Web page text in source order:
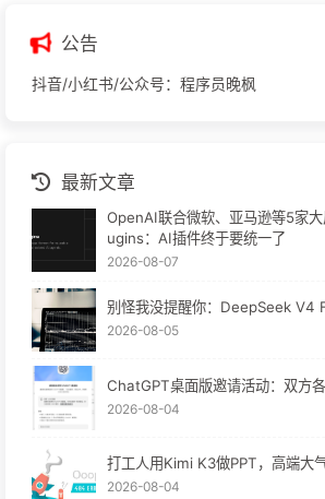
公告
抖音/小红书/公众号：程序员晚枫
最新文章
OpenAI联合微软、亚马逊等5家
ugins：AI插件终于要统一了
2026-08-07
别怪我没提醒你：DeepSeek V4
2026-08-05
ChatGPT桌面版邀请活动：双方
2026-08-04
打工人用Kimi K3做PPT，高端大
2026-08-04